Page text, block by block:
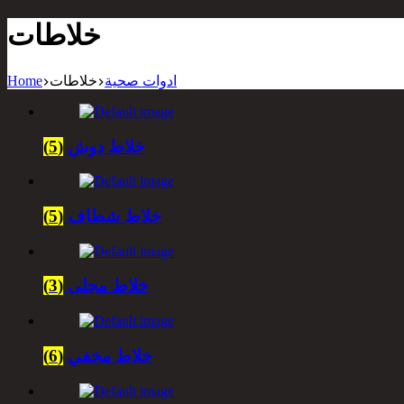
خلاطات
Home ادوات صحية خلاطات
خلاط دوش (5)
خلاط شطاف (5)
خلاط مجلى (3)
خلاط مخفي (6)